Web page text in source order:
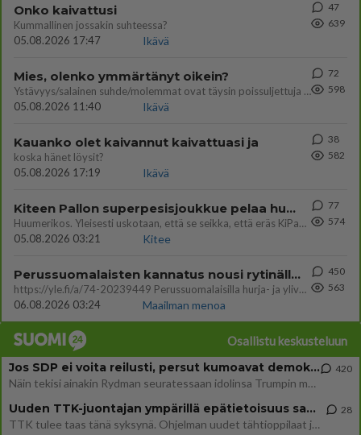
Onko kaivattusi
Kummallinen jossakin suhteessa?
05.08.2026 17:47
Ikävä
47
639
Mies, olenko ymmärtänyt oikein?
Ystävyys/salainen suhde/molemmat ovat täysin poissuljettuja asioita? Nainen
05.08.2026 11:40
Ikävä
72
598
Kauanko olet kaivannut kaivattuasi ja
koska hänet löysit?
05.08.2026 17:19
Ikävä
38
582
Kiteen Pallon superpesisjoukkue pelaa huumeiden vaikutuksen alaisena
Huumerikos. Yleisesti uskotaan, että se seikka, että eräs KiPan pelaaja kärähtää huumeista, on vain jäävuoren huippu. M
05.08.2026 03:21
Kitee
77
574
Perussuomalaisten kannatus nousi rytinällä Ylen tänään julkaisemassa tuoreimmassa gallup-kyselyssä.
https://yle.fi/a/74-20239449 Perussuomalaisilla hurja- ja ylivoimaisesti suurin nousu tässä uudessa Ylen gallupissa. Kyl
06.08.2026 03:24
Maailman menoa
450
563
Osallistu keskusteluun
Jos SDP ei voita reilusti, persut kumoavat demokratian Suomesta
Näin tekisi ainakin Rydman seuratessaan idolinsa Trumpin mallia https://www.is.fi/politiikka/art-2000012187244.html
420
Uuden TTK-juontajan ympärillä epätietoisuus sakenee - Nyt MTV hämmentää soppaa
TTK tulee taas tänä syksynä. Ohjelman uudet tähtioppilaat julkistetaan torstaina 6. elokuuta klo 14 alkavassa lehdistö
28